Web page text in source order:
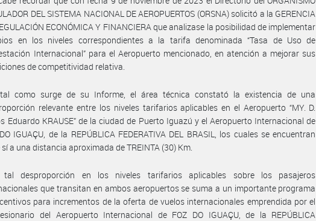
DEL SISTEMA NACIONAL DE AEROPUERTOS (ORSNA) solicitó a la GERENCIA
ECONÓMICA Y FINANCIERA que analizase la posibilidad de implementar
en los niveles correspondientes a la tarifa denominada “Tasa de Uso de
Internacional” para el Aeropuerto mencionado, en atención a mejorar sus
de competitividad relativa.
como surge de su Informe, el área técnica constató la existencia de una
relevante entre los niveles tarifarios aplicables en el Aeropuerto “MY. D.
Eduardo KRAUSE” de la ciudad de Puerto Iguazú y el Aeropuerto Internacional de
IGUAÇU, de la REPÚBLICA FEDERATIVA DEL BRASIL, los cuales se encuentran
a una distancia aproximada de TREINTA (30) Km.
tal desproporción en los niveles tarifarios aplicables sobre los pasajeros
que transitan en ambos aeropuertos se suma a un importante programa
para incrementos de la oferta de vuelos internacionales emprendida por el
del Aeropuerto Internacional de FOZ DO IGUAÇU, de la REPÚBLICA